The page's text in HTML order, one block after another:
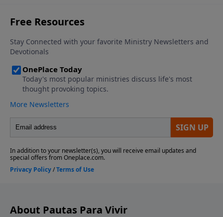
About Pautas Para Vivir